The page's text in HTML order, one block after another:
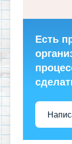
Есть